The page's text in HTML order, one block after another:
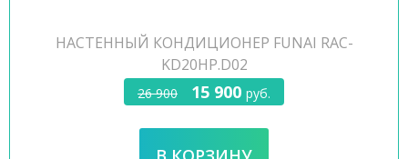
НАСТЕННЫЙ КОНДИЦИОНЕР FUNAI RAC-
KD20HP.D02
26 900 15 900 руб.